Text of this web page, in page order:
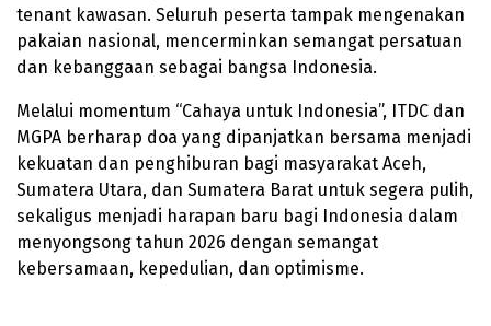
tenant kawasan. Seluruh peserta tampak mengenakan
pakaian nasional, mencerminkan semangat persatuan
dan kebanggaan sebagai bangsa Indonesia.
Melalui momentum “Cahaya untuk Indonesia”, ITDC dan
MGPA berharap doa yang dipanjatkan bersama menjadi
kekuatan dan penghiburan bagi masyarakat Aceh,
Sumatera Utara, dan Sumatera Barat untuk segera pulih,
sekaligus menjadi harapan baru bagi Indonesia dalam
menyongsong tahun 2026 dengan semangat
kebersamaan, kepedulian, dan optimisme.